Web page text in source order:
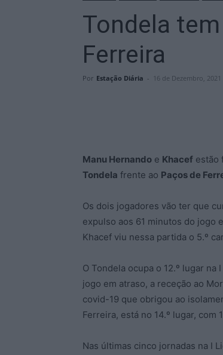
Tondela
Ferreira
Por Estação Diária - 16 de Dezembro, 2021
Manu Hernando e Khacef estão
Tondela frente ao Paços de
Os dois jogadores vão ter que
expulso aos 61 minutos do jogo
Khacef viu nessa partida o 5.º
O Tondela ocupa o 12.º lugar
jogo em atraso, a receção ao
covid-19 que obrigou ao
Ferreira, está no 14.º lugar, com
Nas últimas cinco jornadas na I